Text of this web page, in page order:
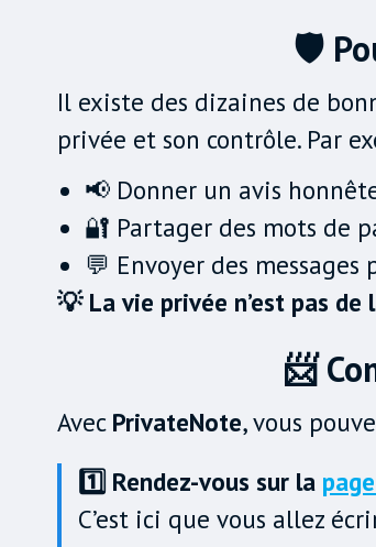
🛡️
Il existe des dizaines de
privée et son contrôle. Par
📢 Donner un avis
🔐 Partager des mots de
💬 Envoyer des
💡 La vie privée n’est pas
📨
Avec PrivateNote, vous
1️⃣ Rendez-vous sur la
C’est ici que vous allez